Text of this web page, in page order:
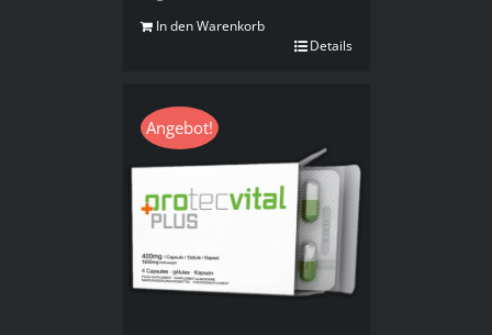
In den Warenkorb
Details
Angebot!